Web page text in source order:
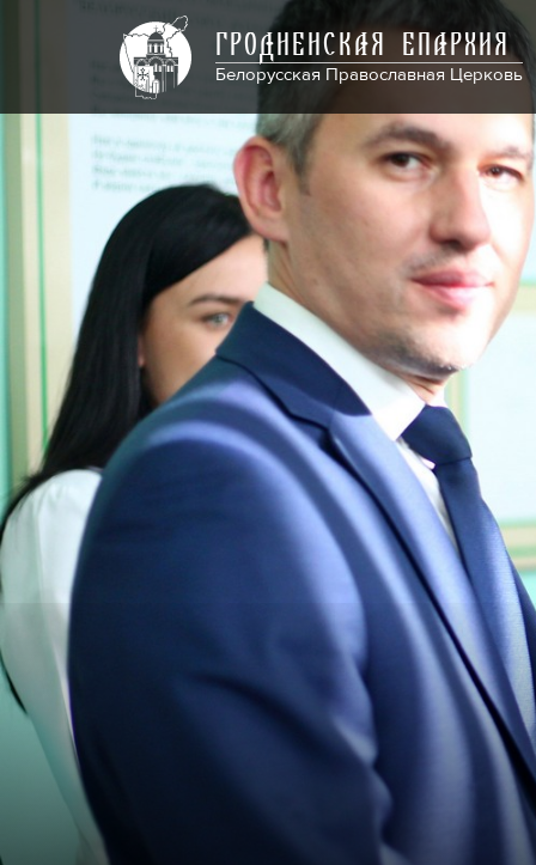
ГРОДНЕНСКАЯ ЕПАРХИЯ
Белорусская Православная Церковь